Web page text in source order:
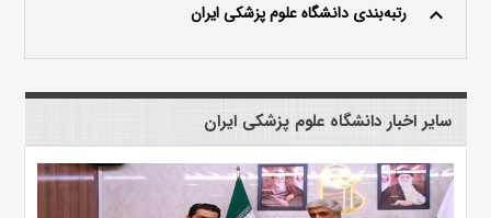
keyboard_arrow_up رتبه‌بندی دانشگاه علوم پزشکی ایران
سایر اخبار دانشگاه علوم پزشکی ایران